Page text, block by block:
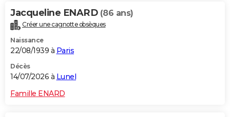
Jacqueline ENARD (86 ans)
Créer une cagnotte obsèques
Naissance
22/08/1939 à Paris
Décès
14/07/2026 à Lunel
Famille ENARD